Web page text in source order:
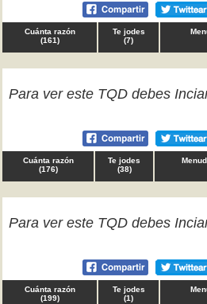
Cuánta razón
(161)
Te jodes
(7)
Para ver este TQD debes
Cuánta razón
(176)
Te jodes
(38)
Para ver este TQD debes
Cuánta razón
(199)
Te jodes
(1)